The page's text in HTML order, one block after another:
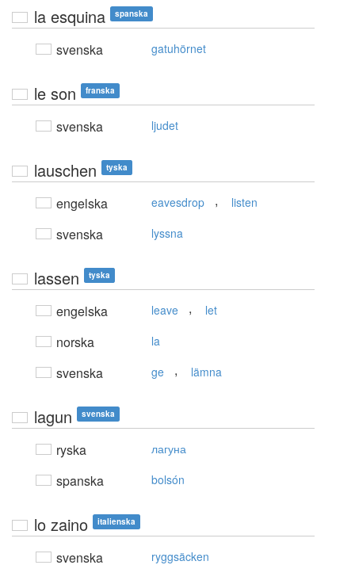
la esquina spanska
svenska gatuhörnet
le son franska
svenska ljudet
lauschen tyska
engelska eavesdrop , listen
svenska lyssna
lassen tyska
engelska leave , let
norska la
svenska ge , lämna
lagun svenska
ryska лагуна
spanska bolsón
lo zaino italienska
svenska ryggsäcken